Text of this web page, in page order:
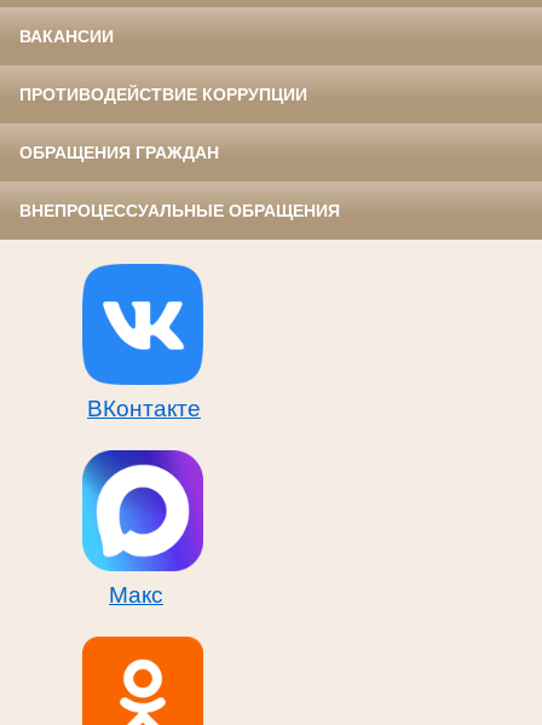
ВАКАНСИИ
ПРОТИВОДЕЙСТВИЕ КОРРУПЦИИ
ОБРАЩЕНИЯ ГРАЖДАН
ВНЕПРОЦЕССУАЛЬНЫЕ ОБРАЩЕНИЯ
ВКонтакте
Макс